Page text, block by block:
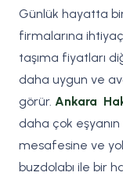
Günlük hayatta
firmalarına
taşıma fiyatları
daha uygun ve
görür. Ankara
daha çok eşyanın
mesafesine ve
buzdolabı ile bir